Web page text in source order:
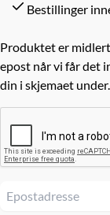
Bestillinger
Produktet er
epost når vi får det
din i skjemaet under.